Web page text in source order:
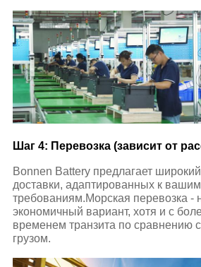
Шаг 4: Перевозка (зависит от
Bonnen Battery предлагает
доставки, адаптированных к вашим
требованиям.Морская перевозка -
экономичный вариант, хотя и с
временем транзита по сравнению
грузом.